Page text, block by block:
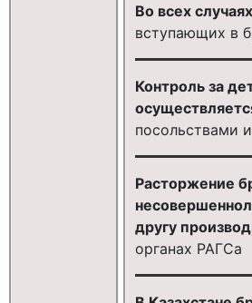
Во всех
вступающих в
Контроль за
посольствами
Расторжение
другу
органах РАГСа